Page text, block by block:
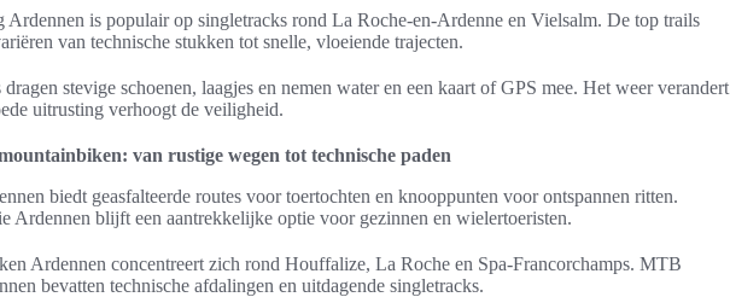
Ardennen is populair op singletracks rond La Roche-en-Ardenne en Vielsalm. De top trails
van technische stukken tot snelle, vloeiende trajecten.
dragen stevige schoenen, laagjes en nemen water en een kaart of GPS mee. Het weer verandert
uitrusting verhoogt de veiligheid.
van rustige wegen tot technische paden
biedt geasfalteerde routes voor toertochten en knooppunten voor ontspannen ritten.
Ardennen blijft een aantrekkelijke optie voor gezinnen en wielertoeristen.
Ardennen concentreert zich rond Houffalize, La Roche en Spa-Francorchamps. MTB
bevatten technische afdalingen en uitdagende singletracks.